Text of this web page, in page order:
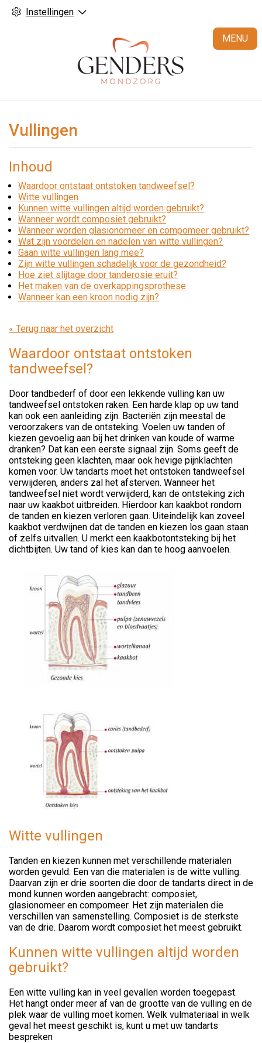
Instellingen
MENU
Vullingen
Inhoud
Waardoor ontstaat ontstoken tandweefsel?
Witte vullingen
Kunnen witte vullingen altijd worden gebruikt?
Wanneer wordt composiet gebruikt?
Wanneer worden glasionomeer en compomeer gebruikt?
Wat zijn voordelen en nadelen van witte vullingen?
Gaan witte vullingen lang mee?
Zijn witte vullingen schadelijk voor de gezondheid?
Hoe ziet slijtage door tanderosie eruit?
Het maken van de overkappingsprothese
Wanneer kan een kroon nodig zijn?
« Terug naar het overzicht
Waardoor ontstaat ontstoken
tandweefsel?
Door tandbederf of door een lekkende vulling kan uw
tandweefsel ontstoken raken. Een harde klap op uw tand
kan ook een aanleiding zijn. Bacteriën zijn meestal de
veroorzakers van de ontsteking. Voelen uw tanden of
kiezen gevoelig aan bij het drinken van koude of warme
dranken? Dat kan een eerste signaal zijn. Soms geeft de
ontsteking geen klachten, maar ook hevige pijnklachten
komen voor. Uw tandarts moet het ontstoken tandweefsel
verwijderen, anders zal het afsterven. Wanneer het
tandweefsel niet wordt verwijderd, kan de ontsteking zich
naar uw kaakbot uitbreiden. Hierdoor kan kaakbot rondom
de tanden en kiezen verloren gaan. Uiteindelijk kan zoveel
kaakbot verdwijnen dat de tanden en kiezen los gaan staan
of zelfs uitvallen. U merkt een kaakbotontsteking bij het
dichtbijten. Uw tand of kies kan dan te hoog aanvoelen.
Witte vullingen
Tanden en kiezen kunnen met verschillende materialen
worden gevuld. Een van die materialen is de witte vulling.
Daarvan zijn er drie soorten die door de tandarts direct in de
mond kunnen worden aangebracht: composiet,
glasionomeer en compomeer. Het zijn materialen die
verschillen van samenstelling. Composiet is de sterkste
van de drie. Daarom wordt composiet het meest gebruikt.
Kunnen witte vullingen altijd worden
gebruikt?
Een witte vulling kan in veel gevallen worden toegepast.
Het hangt onder meer af van de grootte van de vulling en de
plek waar de vulling moet komen. Welk vulmateriaal in welk
geval het meest geschikt is, kunt u met uw tandarts
bespreken